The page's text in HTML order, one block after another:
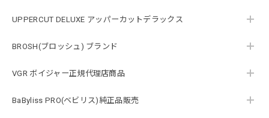
UPPERCUT DELUXE アッパーカットデラックス
BROSH(ブロッシュ) ブランド
VGR ボイジャー正規代理店商品
BaByliss PRO(ベビリス)純正品販売